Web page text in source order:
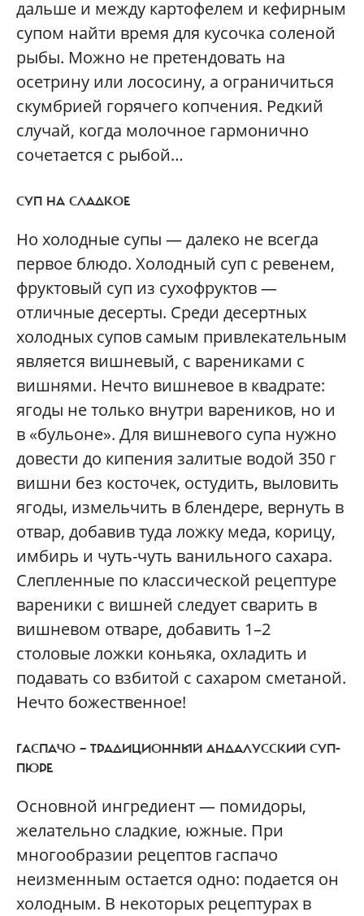
дальше и между картофелем и кефирным
супом найти время для кусочка соленой
рыбы. Можно не претендовать на
осетрину или лососину, а ограничиться
скумбрией горячего копчения. Редкий
случай, когда молочное гармонично
сочетается с рыбой…
СУП НА СЛАДКОЕ
Но холодные супы — далеко не всегда
первое блюдо. Холодный суп с ревенем,
фруктовый суп из сухофруктов —
отличные десерты. Среди десертных
холодных супов самым привлекательным
является вишневый, с варениками с
вишнями. Нечто вишневое в квад­рате:
ягоды не только внутри вареников, но и
в «бульоне». Для вишневого супа нужно
довести до кипения залитые водой 350 г
вишни без косточек, остудить, выловить
ягоды, измельчить в блендере, вернуть в
отвар, добавив туда ложку меда, корицу,
имбирь и чуть-чуть ванильного сахара.
Слепленные по классической рецептуре
вареники с вишней следует сварить в
вишневом отваре, добавить 1–2
столовые ложки коньяка, охладить и
подавать со взбитой с сахаром сметаной.
Нечто божественное!
ГАСПАЧО — ТРАДИЦИОННЫЙ АНДАЛУССКИЙ СУП-
ПЮРЕ
Основной ингредиент — помидоры,
желательно сладкие, южные. При
многообразии рецептов гаспачо
неизменным остается одно: подается он
холодным. В некоторых рецептурах в